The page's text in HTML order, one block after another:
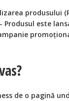
produsului
Produsul este
de o pagină